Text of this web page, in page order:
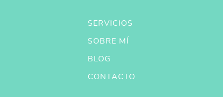
SERVICIOS
SOBRE MÍ
BLOG
CONTACTO